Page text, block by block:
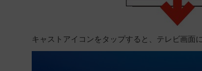
キャストアイコンをタップすると、テレビ画面